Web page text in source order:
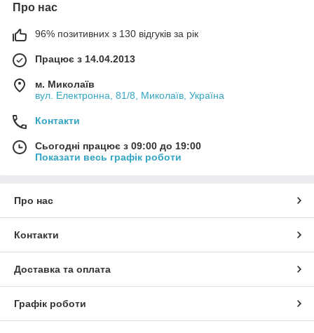
Про нас
96% позитивних з 130 відгуків за рік
Працює з 14.04.2013
м. Миколаїв
вул. Електронна, 81/8, Миколаїв, Україна
Контакти
Сьогодні працює з 09:00 до 19:00
Показати весь графік роботи
Про нас
Контакти
Доставка та оплата
Графік роботи